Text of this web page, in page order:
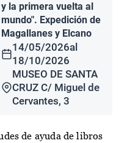
y la primera vuelta al
mundo". Expedición de
Magallanes y Elcano
14/05/2026al
18/10/2026
MUSEO DE SANTA
CRUZ C/ Miguel de
Cervantes, 3
de ayuda de libros